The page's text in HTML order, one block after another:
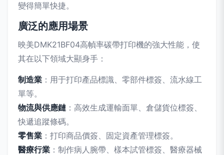
變得簡單快捷。
廣泛的應用場景
映美DMK21BF04高幀率碳帶打印機的強大性能，使
其在以下領域大顯身手：
制造業 ：用于打印產品標識、零部件標簽、流水線工
單等。
物流與供應鏈 ：高效生成運輸面單、倉儲貨位標簽、
快遞追蹤條碼。
零售業 ：打印商品價簽、固定資產管理標簽。
醫療行業 ：制作病人腕帶、樣本試管標簽、醫療器械